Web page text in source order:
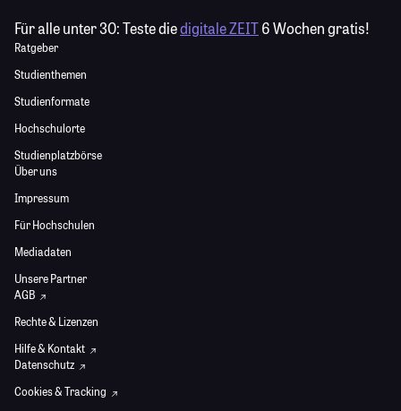
Für alle unter 30:Teste diedigitale ZEIT6 Wochen gratis!
Ratgeber
Studienthemen
Studienformate
Hochschulorte
Studienplatzbörse
Über uns
Impressum
Für Hochschulen
Mediadaten
Unsere Partner
AGB
Rechte & Lizenzen
Hilfe & Kontakt
Datenschutz
Cookies & Tracking